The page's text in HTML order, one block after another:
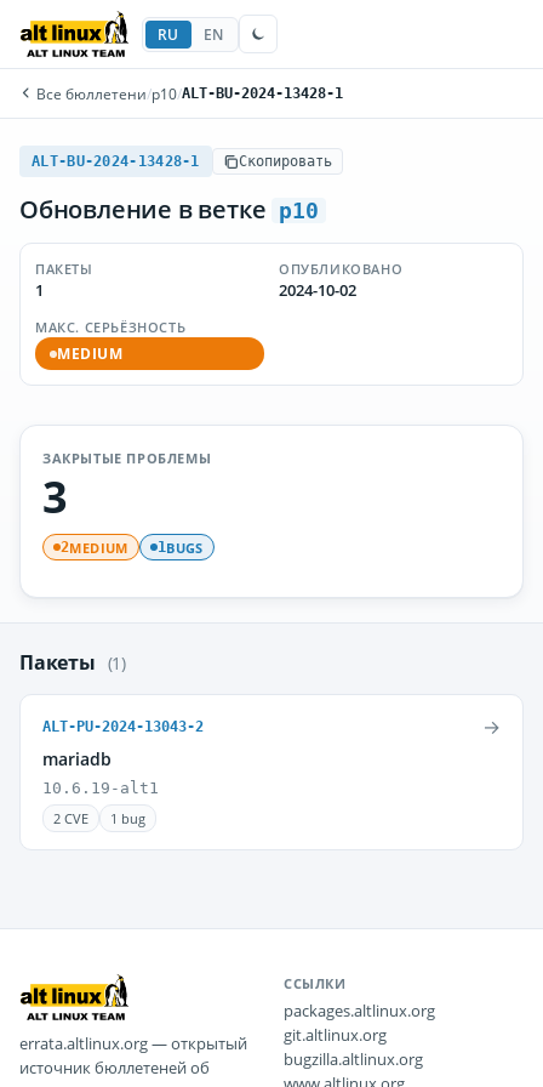
RU EN
Все бюллетени/p10/ALT-BU-2024-13428-1
ALT-BU-2024-13428-1 Скопировать
Обновление в ветке p10
ПАКЕТЫ
1
ОПУБЛИКОВАНО
2024-10-02
МАКС. СЕРЬЁЗНОСТЬ
MEDIUM
ЗАКРЫТЫЕ ПРОБЛЕМЫ
3
2MEDIUM 1BUGS
Пакеты (1)
ALT-PU-2024-13043-2
mariadb
10.6.19-alt1
2 CVE
1 bug
→
errata.altlinux.org — открытый
источник бюллетеней об
ССЫЛКИ
packages.altlinux.org
git.altlinux.org
bugzilla.altlinux.org